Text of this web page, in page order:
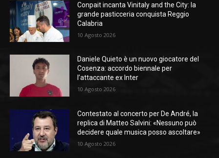
Conpait incanta Vinitaly and the City: la
grande pasticceria conquista Reggio
Calabria
10 Agosto 2026
Daniele Quieto è un nuovo giocatore del
Cosenza: accordo biennale per
l’attaccante ex Inter
10 Agosto 2026
Contestato al concerto per De André, la
replica di Matteo Salvini: «Nessuno può
decidere quale musica posso ascoltare»
10 Agosto 2026